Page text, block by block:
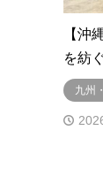
【沖
を紡
九州